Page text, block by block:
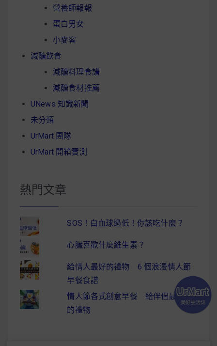
營養師報報
蛋白男女
小麥客
減醣飲食
減醣料理食譜
減醣食材推薦
UNews 知識新聞
未分類
UrMart 團隊
UrMart 開箱實測
熱門文章
SOS！白血球過低！你該吃什麼？
心臟喜歡什麼維生素？
給情人最好的禮物 6 個浪漫情人節
早餐食譜
情人節各式創意早餐 給伴侶最驚喜
的禮物